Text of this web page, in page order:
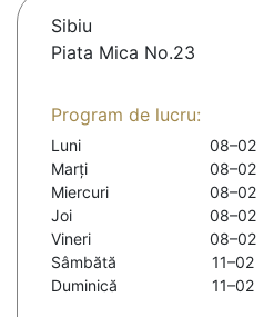
Sibiu
Piata Mica No.23
Program de lucru:
Luni
08–02
Marți
08–02
Miercuri
08–02
Joi
08–02
Vineri
08–02
Sâmbătă
11–02
Duminică
11–02